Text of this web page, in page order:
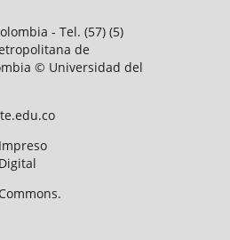
- Tel. (57) (5)
de
© Universidad del